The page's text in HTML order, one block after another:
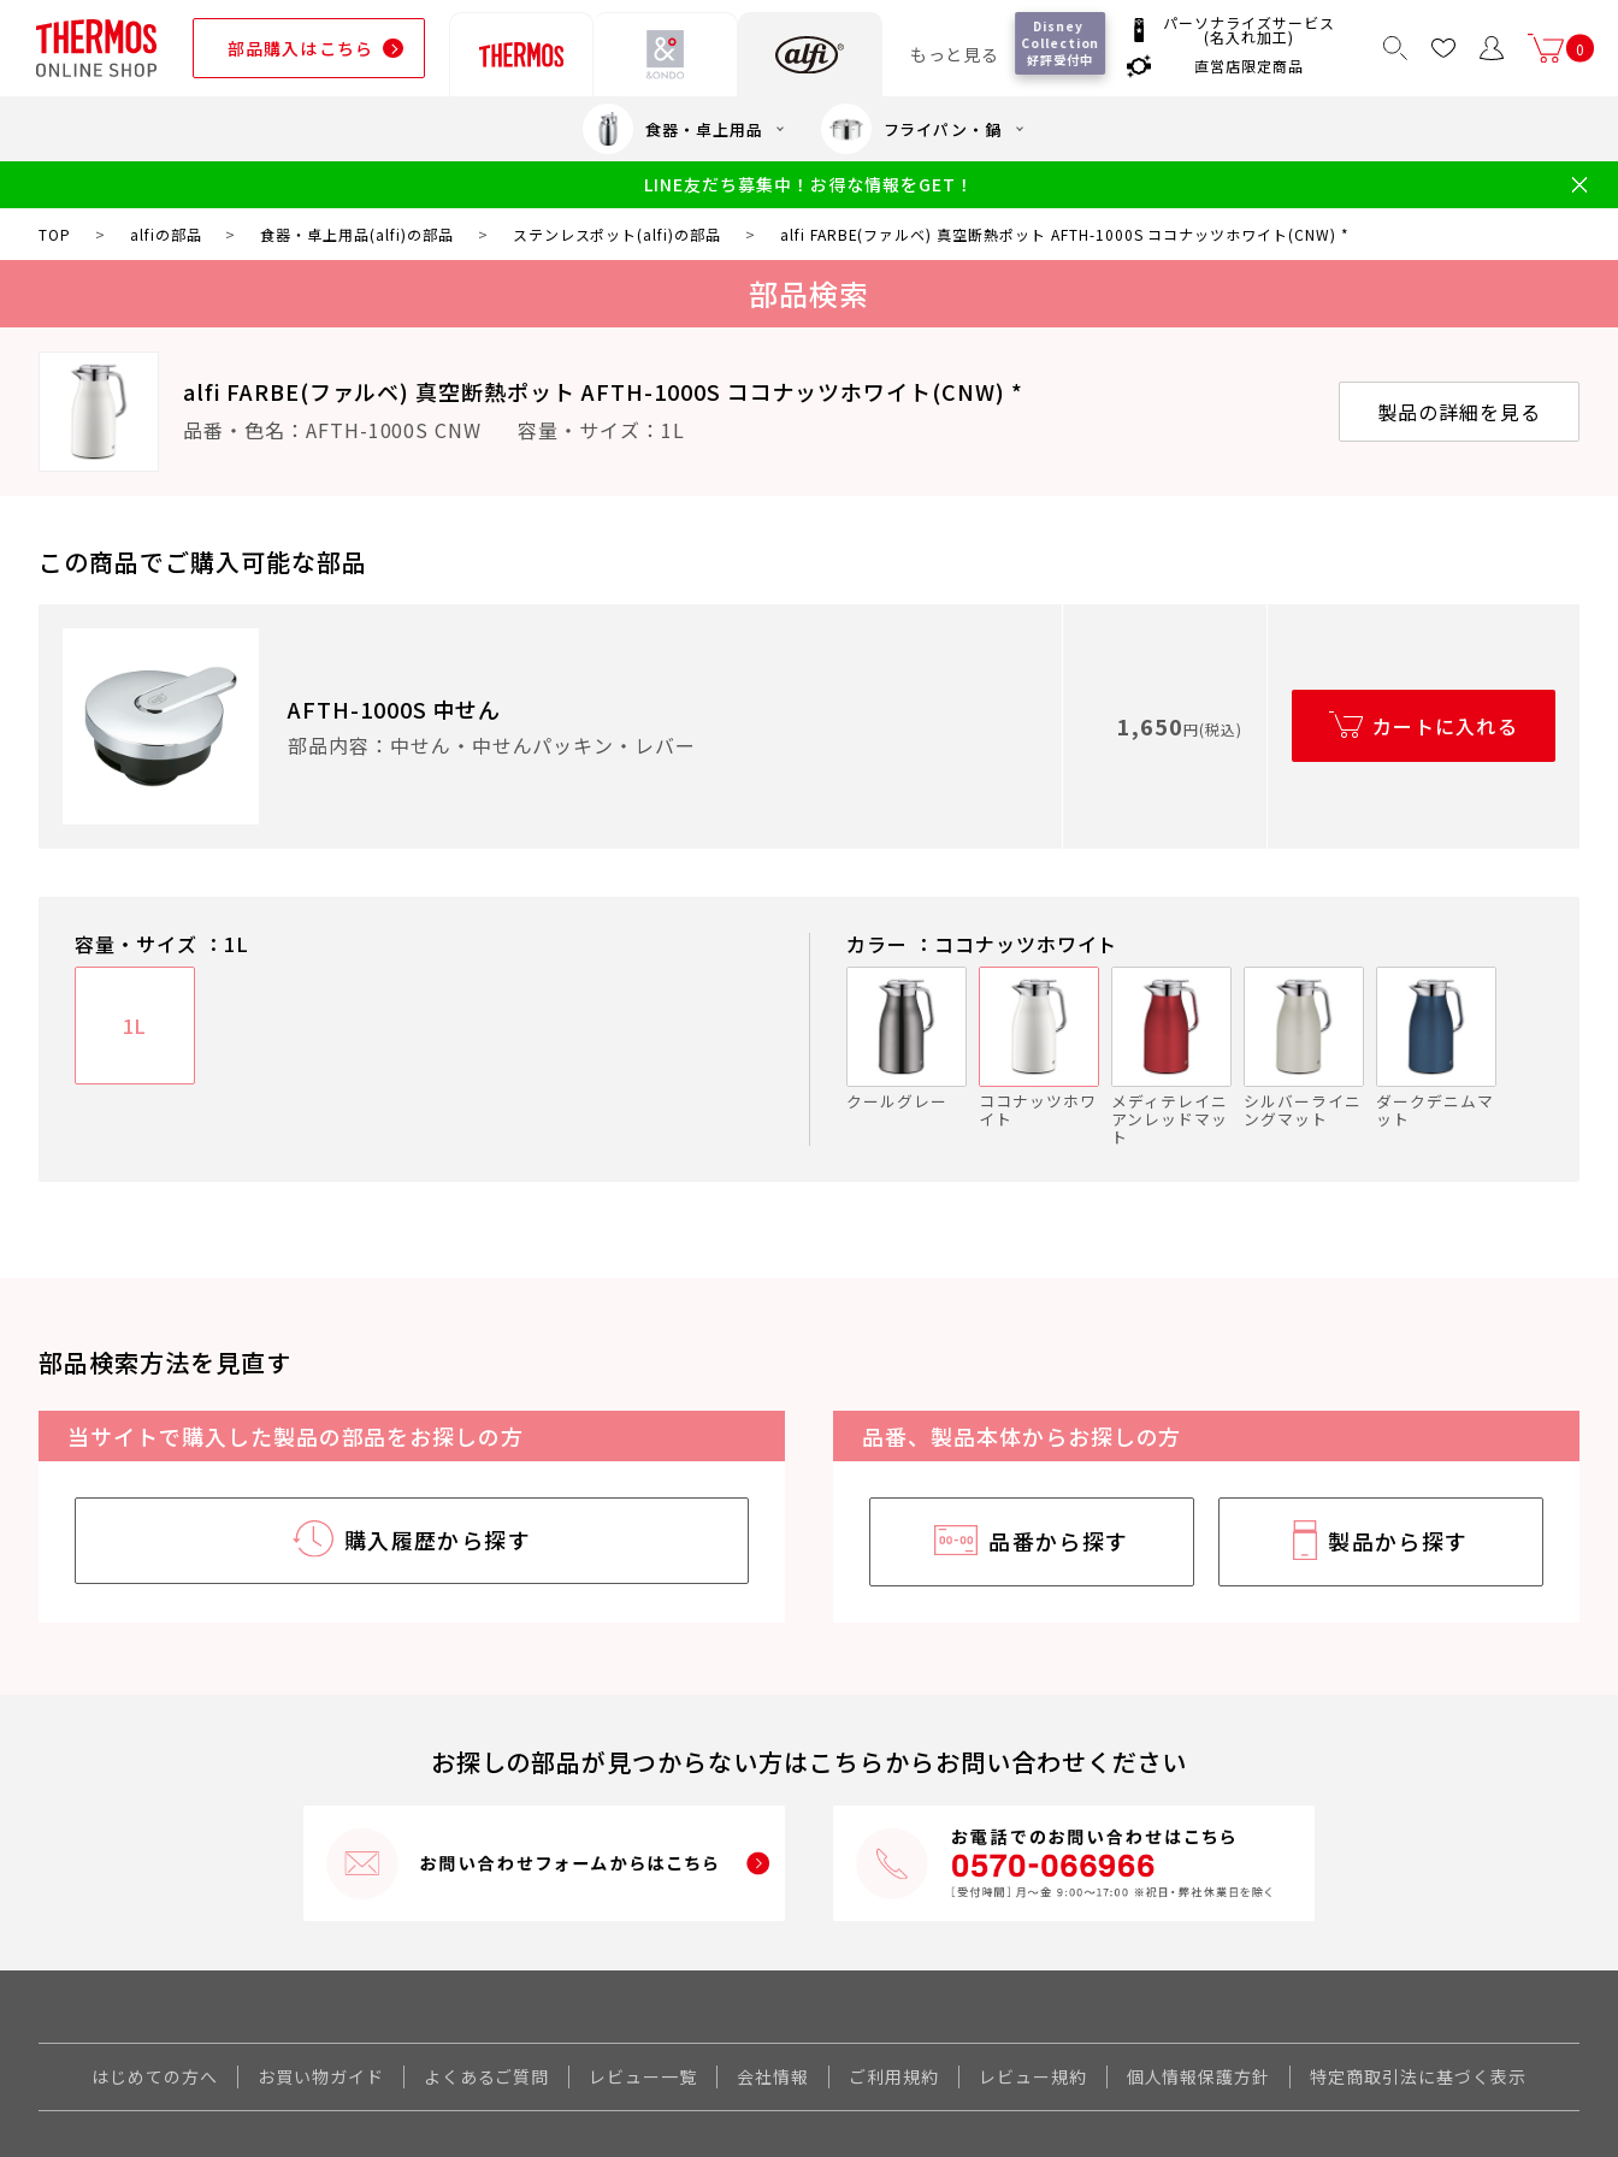
部品購入はこちら もっと見る
サーモスのeギフト
アウトレット
ギフトのご案内
お買い物ガイド
Disney
Collection
好評受付中
パーソナライズサービス
(名入れ加工)
直営店限定商品
食洗機対応 幼児・園児向け水筒
小学生 中・高学年向け水筒
0
食器・卓上用品 フライパン・鍋
LINE友だち募集中！お得な情報をGET！
TOP > alfiの部品 > 食器・卓上用品(alfi)の部品 > ステンレスポット(alfi)の部品 > alfi FARBE(ファルベ) 真空断熱ポット AFTH-1000S ココナッツホワイト(CNW) *
部品検索
alfi FARBE(ファルベ) 真空断熱ポット AFTH-1000S ココナッツホワイト(CNW) *
品番・色名：AFTH-1000S CNW 容量・サイズ：1L
製品の詳細を見る
この商品でご購入可能な部品
AFTH-1000S 中せん
部品内容：中せん・中せんパッキン・レバー
1,650円(税込) カートに入れる
容量・サイズ ：1L
1L
カラー ：ココナッツホワイト
クールグレー ココナッツホワ
イト
メディテレイニ
アンレッドマッ
ト
シルバーライニ
ングマット
ダークデニムマ
ット
部品検索方法を見直す
当サイトで購入した製品の部品をお探しの方
購入履歴から探す
品番、製品本体からお探しの方
品番から探す 製品から探す
お探しの部品が見つからない方はこちらからお問い合わせください
はじめての方へ お買い物ガイド よくあるご質問 レビュー一覧 会社情報 ご利用規約 レビュー規約 個人情報保護方針 特定商取引法に基づく表示